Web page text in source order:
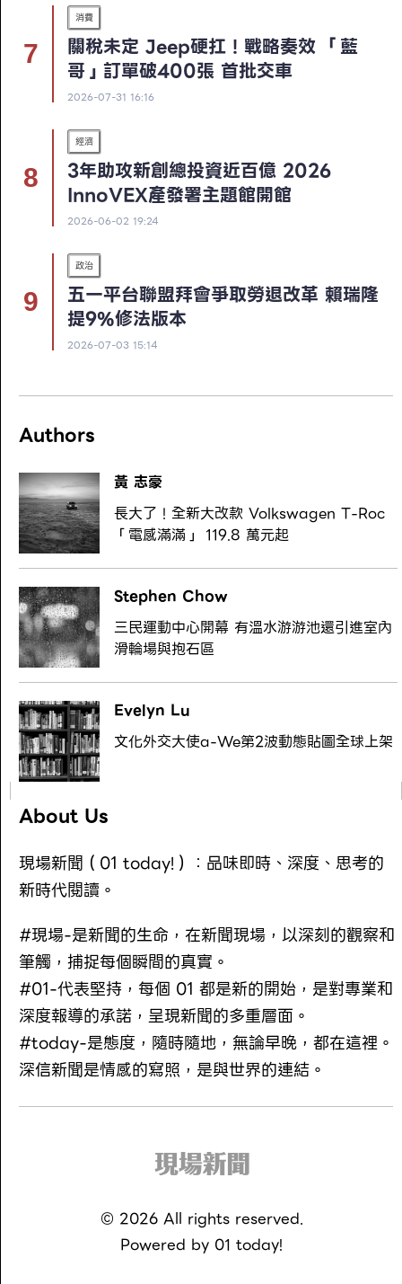
消費
關稅未定 Jeep硬扛！戰略奏效 「藍
哥」訂單破400張 首批交車
2026-07-31 16:16
經濟
3年助攻新創總投資近百億 2026
InnoVEX產發署主題館開館
2026-06-02 19:24
政治
五一平台聯盟拜會爭取勞退改革 賴瑞隆
提9%修法版本
2026-07-03 15:14
Authors
黃 志豪
長大了！全新大改款 Volkswagen T-Roc
「電感滿滿」 119.8 萬元起
Stephen Chow
三民運動中心開幕 有溫水游游池還引進室內
滑輪場與抱石區
Evelyn Lu
文化外交大使a-We第2波動態貼圖全球上架
About Us
現場新聞（01 today!）：品味即時、深度、思考的
新時代閱讀。
#現場-是新聞的生命，在新聞現場，以深刻的觀察和
筆觸，捕捉每個瞬間的真實。
#01-代表堅持，每個 01 都是新的開始，是對專業和
深度報導的承諾，呈現新聞的多重層面。
#today-是態度，隨時隨地，無論早晚，都在這裡。
深信新聞是情感的寫照，是與世界的連結。
© 2026All rights reserved.
Powered by 01 today!